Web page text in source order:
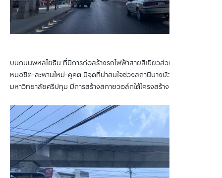
บนถนนพหลโยธิน ที่มีการก่อสร้างรถไฟฟ้าสายสีเขียวส่วนต่อขยายช่วง
หมอชิต-สะพานใหม่-คูคต มีจุดที่น่าสนใจช่วงสถานีบางบัวตรงข้าม
มหาวิทยาลัยศรีปทุม มีการสร้างสกายวอล์กใต้โครงสร้างเชื่อมกับสถานี